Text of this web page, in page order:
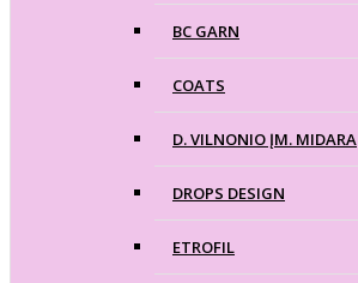
BC GARN
COATS
D. VILNONIO ĮM. MIDARA
DROPS DESIGN
ETROFIL